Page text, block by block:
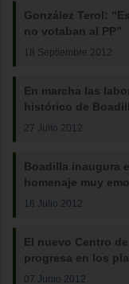
González Terol:
no votaban al PP”
18 Septiembre 2012
En marcha las
histórico de
27 Julio 2012
Boadilla inaugura
homenaje muy
18 Julio 2012
El nuevo Centro
progresa en los
07 Junio 2012